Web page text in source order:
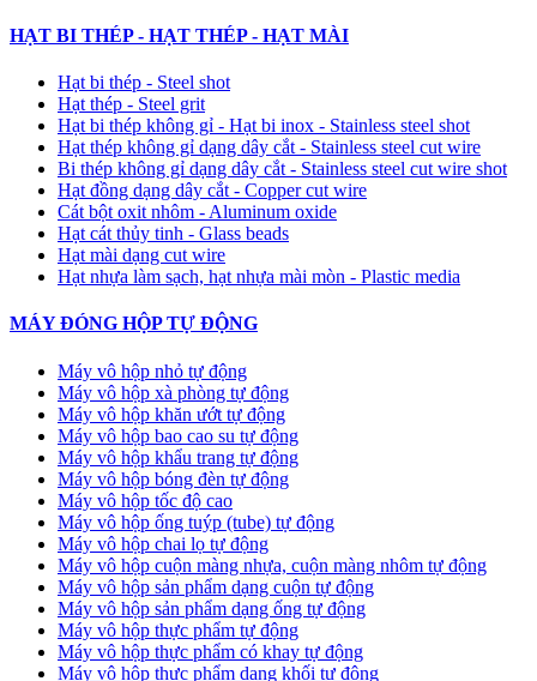
HẠT BI THÉP - HẠT THÉP - HẠT MÀI
Hạt bi thép - Steel shot
Hạt thép - Steel grit
Hạt bi thép không gỉ - Hạt bi inox - Stainless steel shot
Hạt thép không gỉ dạng dây cắt - Stainless steel cut wire
Bi thép không gỉ dạng dây cắt - Stainless steel cut wire shot
Hạt đồng dạng dây cắt - Copper cut wire
Cát bột oxit nhôm - Aluminum oxide
Hạt cát thủy tinh - Glass beads
Hạt mài dạng cut wire
Hạt nhựa làm sạch, hạt nhựa mài mòn - Plastic media
MÁY ĐÓNG HỘP TỰ ĐỘNG
Máy vô hộp nhỏ tự động
Máy vô hộp xà phòng tự động
Máy vô hộp khăn ướt tự động
Máy vô hộp bao cao su tự động
Máy vô hộp khẩu trang tự động
Máy vô hộp bóng đèn tự động
Máy vô hộp tốc độ cao
Máy vô hộp ống tuýp (tube) tự động
Máy vô hộp chai lọ tự động
Máy vô hộp cuộn màng nhựa, cuộn màng nhôm tự động
Máy vô hộp sản phẩm dạng cuộn tự động
Máy vô hộp sản phẩm dạng ống tự động
Máy vô hộp thực phẩm tự động
Máy vô hộp thực phẩm có khay tự động
Máy vô hộp thực phẩm dạng khối tự động